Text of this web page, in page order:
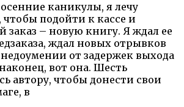
каникулы, я лечу
чтобы подойти к кассе и
заказ – новую книгу. Я ждал ее
ждал новых отрывков
от задержек выхода
вот она. Шесть
автору, чтобы донести свои
в